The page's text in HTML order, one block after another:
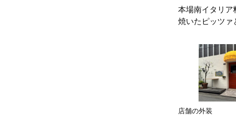
本場南イタリア
焼いたピッツァ
店舗の外装